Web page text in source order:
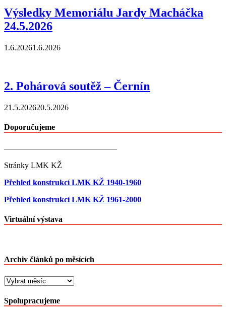
Výsledky Memoriálu Jardy Macháčka
24.5.2026
1.6.20261.6.2026
2. Pohárová soutěž – Černín
21.5.202620.5.2026
Doporučujeme
——————————————
Stránky LMK KŽ
Přehled konstrukcí LMK KŽ 1940-1960
Přehled konstrukcí LMK KŽ 1961-2000
Virtuální výstava
Archiv článků po měsících
Archiv
po
měsících
Spolupracujeme